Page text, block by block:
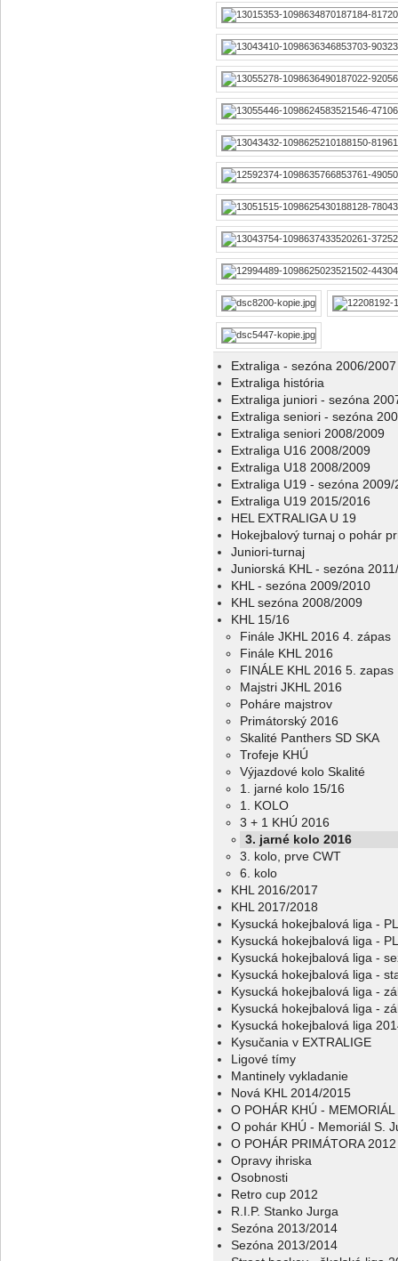
Extraliga - sezóna 2006/2007
Extraliga história
Extraliga juniori - sezóna
Extraliga seniori - sezóna
Extraliga seniori 2008/2009
Extraliga U16 2008/2009
Extraliga U18 2008/2009
Extraliga U19 - sezóna 2009/
Extraliga U19 2015/2016
HEL EXTRALIGA U 19
Hokejbalový turnaj o pohár
Juniori-turnaj
Juniorská KHL - sezóna
KHL - sezóna 2009/2010
KHL sezóna 2008/2009
KHL 15/16
Finále JKHL 2016 4. zápas
Finále KHL 2016
FINÁLE KHL 2016 5. zapas
Majstri JKHL 2016
Poháre majstrov
Primátorský 2016
Skalité Panthers SD SKA
Trofeje KHÚ
Výjazdové kolo Skalité
1. jarné kolo 15/16
1. KOLO
3 + 1 KHÚ 2016
3. jarné kolo 2016
3. kolo, prve CWT
6. kolo
KHL 2016/2017
KHL 2017/2018
Kysucká hokejbalová liga -
Kysucká hokejbalová liga -
Kysucká hokejbalová liga -
Kysucká hokejbalová liga -
Kysucká hokejbalová liga -
Kysucká hokejbalová liga -
Kysucká hokejbalová liga
Kysučania v EXTRALIGE
Ligové tímy
Mantinely vykladanie
Nová KHL 2014/2015
O POHÁR KHÚ - MEMORIÁL
O pohár KHÚ - Memoriál S.
O POHÁR PRIMÁTORA 2012
Opravy ihriska
Osobnosti
Retro cup 2012
R.I.P. Stanko Jurga
Sezóna 2013/2014
Sezóna 2013/2014